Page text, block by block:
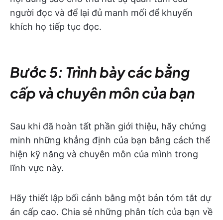
người đọc và để lại đủ manh mối để khuyến
khích họ tiếp tục đọc.
Bước 5: Trình bày các bằng
cấp và chuyên môn của bạn
Sau khi đã hoàn tất phần giới thiệu, hãy chứng
minh những khẳng định của bạn bằng cách thể
hiện kỹ năng và chuyên môn của mình trong
lĩnh vực này.
Hãy thiết lập bối cảnh bằng một bản tóm tắt dự
án cấp cao. Chia sẻ những phân tích của bạn về